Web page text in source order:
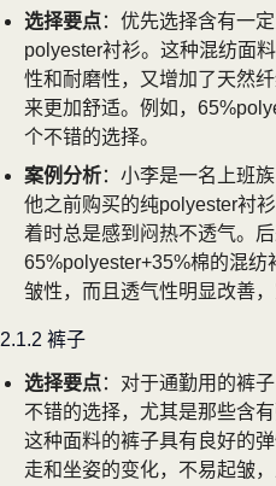
选择要点：优先选择含有一
polyester衬衫。这种混纺面
性和耐磨性，又增加了天然
来更加舒适。例如，
个不错的选择。
案例分析：小李是一名上班
他之前购买的纯polyester衬
着时总是感到闷热不透气。
65%polyester+35%棉的混
皱性，而且透气性明显改善，
2.1.2 裤子
选择要点：对于通勤用的裤
不错的选择，尤其是那些含
这种面料的裤子具有良好的
走和坐姿的变化，不易起皱